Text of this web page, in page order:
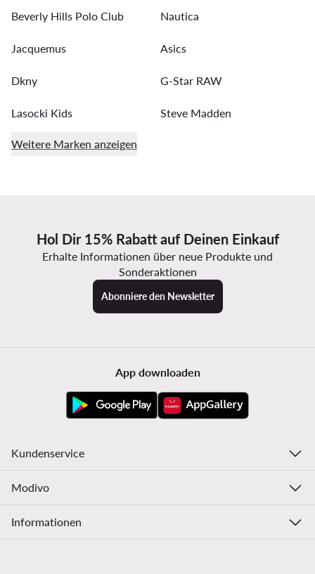
Beverly Hills Polo Club Nautica
Jacquemus Asics
Dkny G-Star RAW
Lasocki Kids Steve Madden
Weitere Marken anzeigen
Hol Dir 15% Rabatt auf Deinen Einkauf
Erhalte Informationen über neue Produkte und
Sonderaktionen
Abonniere den Newsletter
App downloaden
Kundenservice
Modivo
Informationen